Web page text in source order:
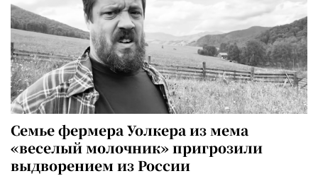
Семье фермера Уолкера из мема
«веселый молочник» пригрозили
выдворением из России